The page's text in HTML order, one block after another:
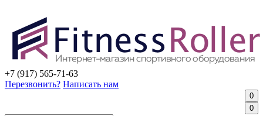
+7 (917) 565-71-63
Перезвонить? Написать нам
0
0